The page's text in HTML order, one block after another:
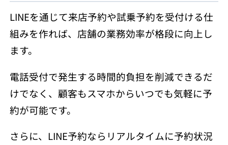
LINEを通じて来店予約や試乗予約を受付ける仕
組みを作れば、店舗の業務効率が格段に向上し
ます。
電話受付で発生する時間的負担を削減できるだ
けでなく、顧客もスマホからいつでも気軽に予
約が可能です。
さらに、LINE予約ならリアルタイムに予約状況